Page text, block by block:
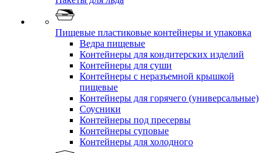
Пищевые пластиковые контейнеры и упаковка
Ведра пищевые
Контейнеры для кондитерских изделий
Контейнеры для суши
Контейнеры с неразъемной крышкой
пищевые
Контейнеры для горячего (универсальные)
Соусники
Контейнеры под пресервы
Контейнеры суповые
Контейнеры для холодного